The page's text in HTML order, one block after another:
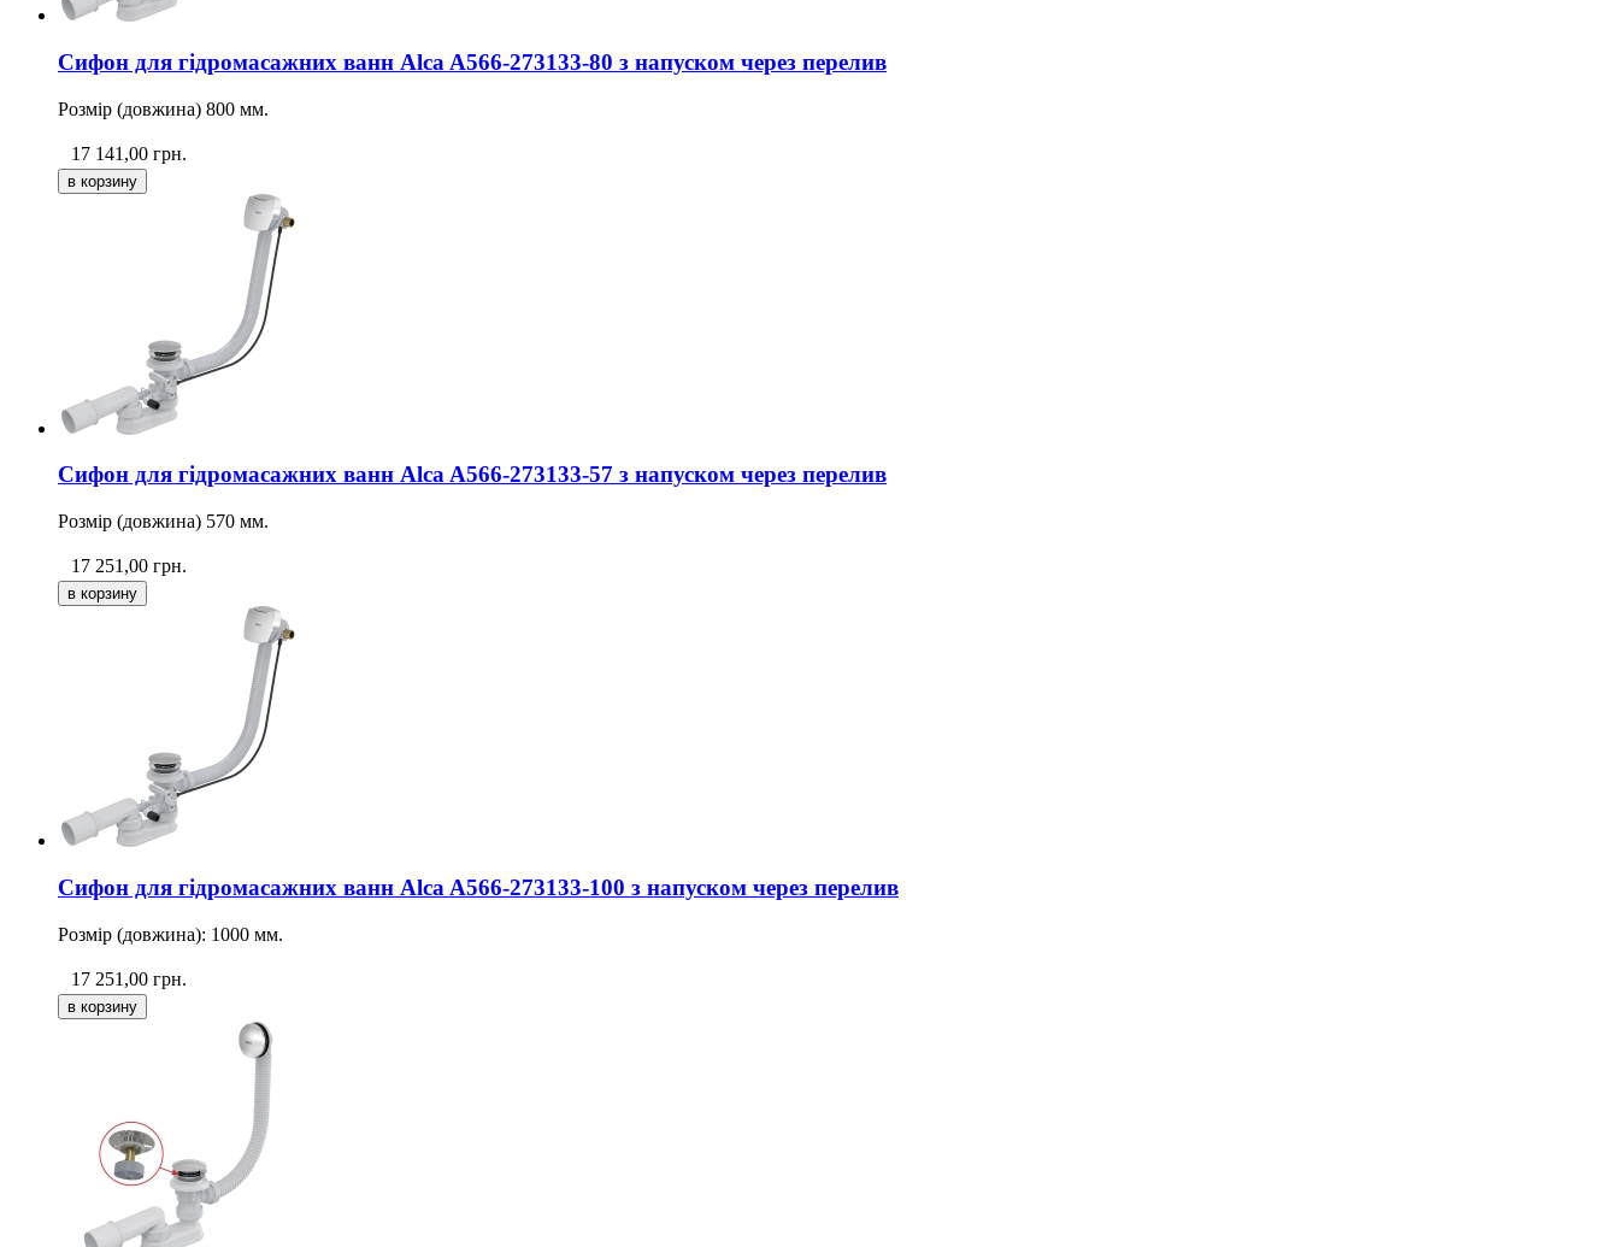
Сифон для гідромасажних ванн Alca A566-273133-80 з напуском через перелив
Розмір (довжина) 800 мм.
17 141,00 грн.
Сифон для гідромасажних ванн Alca A566-273133-57 з напуском через перелив
Розмір (довжина) 570 мм.
17 251,00 грн.
Сифон для гідромасажних ванн Alca A566-273133-100 з напуском через перелив
Розмір (довжина): 1000 мм.
17 251,00 грн.